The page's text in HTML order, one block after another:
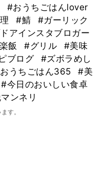
#おうちごはんlover
#鯖
#ガーリック
アインスタブロガー
飯 #グリル
#美味
ブログ
#ズボラめし
うちごはん365
#美
#今日のおいしい食卓
ンネリ
す。